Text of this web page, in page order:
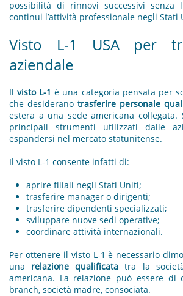
possibilità di rinnovi successivi senza
continui l’attività professionale negli Stati
Visto L-1 USA per
aziendale
Ilvisto L-1è una categoria pensata per
che desiderano trasferire personale
estera a una sede americana
principali strumenti utilizzati dalle
espandersi nel mercato statunitense.
Il visto L-1 consente infatti di:
aprire filiali negli Stati Uniti;
trasferire manager o dirigenti;
trasferire dipendenti specializzati;
sviluppare nuove sedi operative;
coordinare attività internazionali.
Per ottenere il visto L-1 è necessario
una relazione qualificata tra la
americana. La relazione può essere di
branch, società madre, consociata.